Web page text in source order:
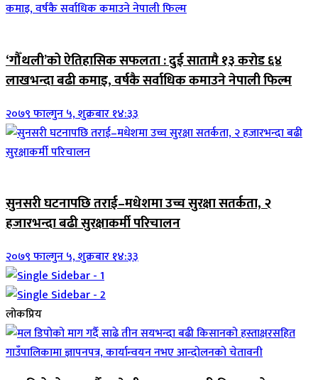
‘गौँथली’को ऐतिहासिक सफलता : दुई सातामै १३ करोड ६४
लाखभन्दा बढी कमाइ, वर्षकै सर्वाधिक कमाउने नेपाली फिल्म
२०७९ फाल्गुन ५, शुक्रबार १४:३३
सुनसरी घटनापछि तराई–मधेशमा उच्च सुरक्षा सतर्कता, २
हजारभन्दा बढी सुरक्षाकर्मी परिचालन
२०७९ फाल्गुन ५, शुक्रबार १४:३३
लोकप्रिय